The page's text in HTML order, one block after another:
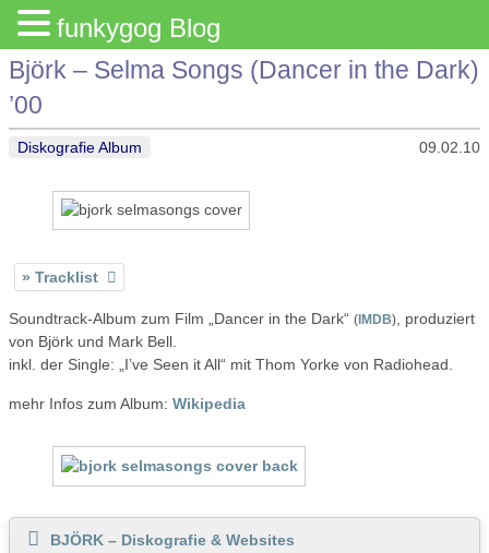
Björk – Selma Songs (Dancer in the Dark)
’00
Diskografie Album 09.02.10
Tracklist
Soundtrack-Album zum Film „Dancer in the Dark“ ( IMDB)
, produziert
von Björk und Mark Bell.
inkl. der Single: „I’ve Seen it All“ mit Thom Yorke von Radiohead.
mehr Infos zum Album: Wikipedia
BJÖRK – Diskografie & Websites
funkygog Blog